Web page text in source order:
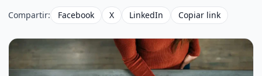
Compartir: Facebook X LinkedIn Copiar link